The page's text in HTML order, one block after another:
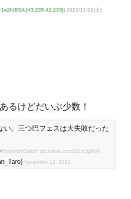
1a2f-IBSA [43.235.42.233]) 2022/11/12(土)
るけどだいぶ少数！
い。三つ巴フェスは大失敗だった
pic.twitter.com/2GxtJg8IvK
November 12, 2022